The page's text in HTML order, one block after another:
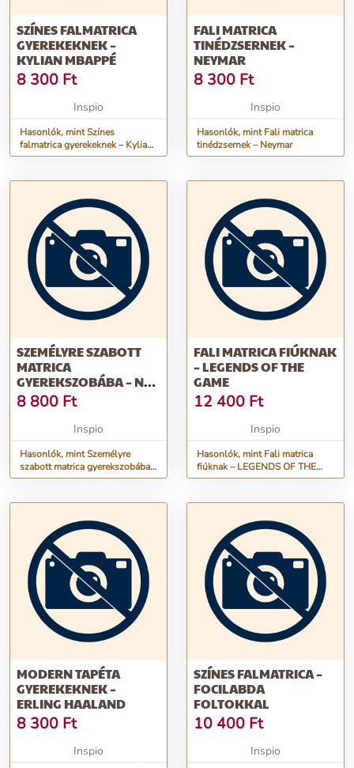
SZÍNES FALMATRICA
GYEREKEKNEK –
KYLIAN MBAPPÉ
8 300 Ft
Inspio
Hasonlók, mint Színes
falmatrica gyerekeknek – Kylian
Mbappé
FALI MATRICA
TINÉDZSERNEK –
NEYMAR
8 300 Ft
Inspio
Hasonlók, mint Fali matrica
tinédzsernek – Neymar
SZEMÉLYRE SZABOTT
MATRICA
GYEREKSZOBÁBA – NÉV
FOCILABDÁVAL
8 800 Ft
Inspio
Hasonlók, mint Személyre
szabott matrica gyerekszobába –
Név focilabdával
FALI MATRICA FIÚKNAK
– LEGENDS OF THE
GAME
12 400 Ft
Inspio
Hasonlók, mint Fali matrica
fiúknak – LEGENDS OF THE
GAME
MODERN TAPÉTA
GYEREKEKNEK –
ERLING HAALAND
8 300 Ft
Inspio
SZÍNES FALMATRICA –
FOCILABDA
FOLTOKKAL
10 400 Ft
Inspio